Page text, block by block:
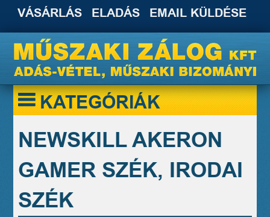
VÁSÁRLÁS ELADÁS EMAIL KÜLDÉSE
KATEGÓRIÁK
NEWSKILL AKERON
GAMER SZÉK, IRODAI
SZÉK